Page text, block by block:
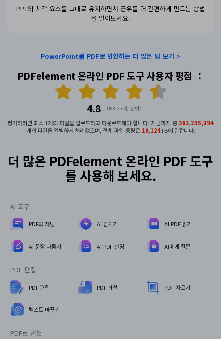
PPT의 시각 요소를 그대로 유지하면서 공유를 더 간편하게 만드는 방법
을 알아보세요.
PowerPoint를 PDF로 변환하는 더 많은 팁 보기 >
PDFelement 온라인 PDF 도구 사용자 평점 ：
4.8 (188,357명 참여)
평가하려면 최소 1개의 파일을 업로드하고 다운로드해야 합니다! 지금까지 총362,235,396
개의 파일을 완벽하게 처리했으며, 전체 파일 용량은 10,124TB에 달합니다.
더 많은 PDFelement 온라인 PDF 도구
를 사용해 보세요.
AI 도구
PDF와 채팅 AI 감지기 AI PDF 읽기
AI 문장 다듬기 AI PDF 설명 AI에게 질문
PDF 편집
PDF 편집 PDF 회전 PDF 자르기
텍스트 바꾸기
PDF로 변환